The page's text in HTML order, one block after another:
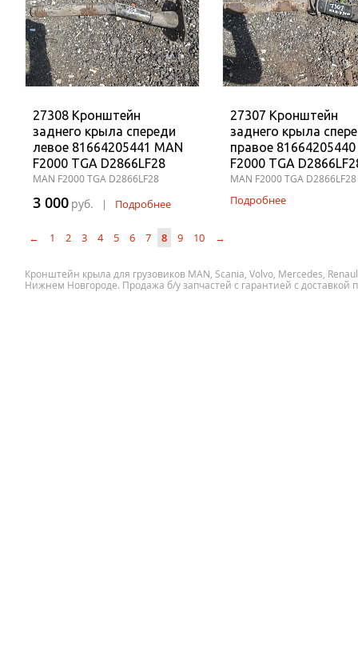
27308 Кронштейн
заднего крыла спереди
левое 81664205441 MAN
F2000 TGA D2866LF28
MAN F2000 TGA D2866LF28
3 000 руб. | Подробнее
27307 Кронштейн
заднего крыла
правое
F2000 TGA
MAN F2000 TGA D2866LF28
Подробнее
← 1 2 3 4 5 6 7 8 9 10 →
Кронштейн крыла для грузовиков MAN, Scania, Volvo, Mercedes,
Нижнем Новгороде. Продажа б/у запчастей с гарантией с доставкой